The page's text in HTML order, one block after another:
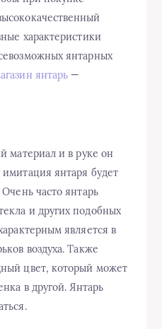
характеристики
янтарных
янтарь —
материал и в руке он
янтаря будет
часто янтарь
и других подобных
является в
воздуха. Также
цвет, который может
в другой. Янтарь